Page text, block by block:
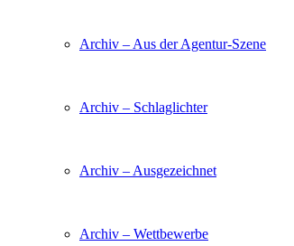
Archiv – Aus der Agentur-Szene
Archiv – Schlaglichter
Archiv – Ausgezeichnet
Archiv – Wettbewerbe